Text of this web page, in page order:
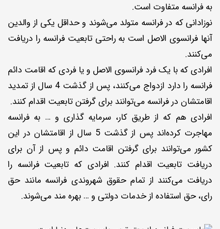
به فرانسه متفاوت است.
نوزادانی که در فرانسه متولد می‌شوند و حداقل یکی از والدین
آنها فرانسوی الاصل است به راحتی تابعیت فرانسه را دریافت
می‌کنند.
افرادی که با یک فرد فرانسوی الاصل و یا فردی که اقامت دائم
فرانسه را دارد ازدواج می‌کنند، پس از گذشت 4 سال از تمدید
اقامتشان در فرانسه می‌توانند برای گرفتن تابعیت اقدام کنند.
افرادی هم که از طریق کار، سرمایه گذاری و … به فرانسه
مهاجرت کرده‌اند پس از گذشت 5 سال از اقامتشان در این
کشور می‌توانند برای گرفتن اقامت دائم و پس از آن برای
دریافت تابعیت اقدام کنند. افرادی که تابعیت فرانسه را
دریافت می‌کنند از تمام حقوق شهروندی فرانسه مانند حق
رای، حق استفاده از خدمات دولتی و … بهره مند می‌شوند.